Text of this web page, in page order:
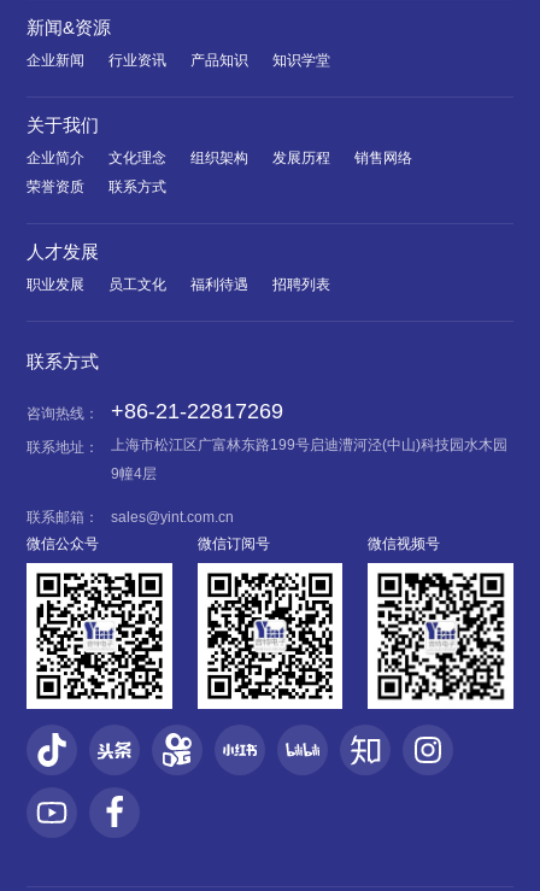
新闻&资源
企业新闻 行业资讯 产品知识 知识学堂
关于我们
企业简介 文化理念 组织架构 发展历程
销售网络
荣誉资质
联系方式
人才发展
职业发展 员工文化 福利待遇 招聘列表
联系方式
咨询热线： +86-21-22817269
联系地址：
上海市松江区广富林东路199号启迪漕河泾(中山)科技园水木园
9幢4层
联系邮箱：
sales@yint.com.cn
微信公众号
微信订阅号 微信视频号